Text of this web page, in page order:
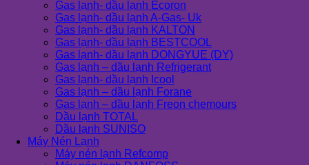
Gas lạnh- dầu lạnh Ecoron
Gas lạnh- dầu lạnh A-Gas- Uk
Gas lạnh- dầu lạnh KALTON
Gas lạnh- dầu lạnh BESTCOOL
Gas lạnh- dầu lạnh DONGYUE (DY)
Gas lạnh – dầu lạnh Refrigerant
Gas lạnh- dầu lạnh Icool
Gas lạnh – dầu lạnh Forane
Gas lạnh – dầu lạnh Freon chemours
Dầu lạnh TOTAL
Dầu lạnh SUNISO
Máy Nén Lạnh
Máy nén lạnh Refcomp